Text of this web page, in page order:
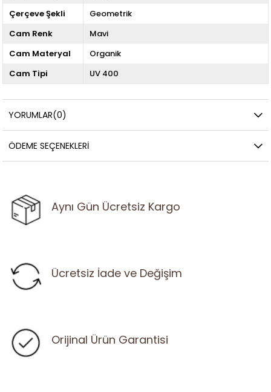
Çerçeve Şekli
Geometrik
Cam Renk
Mavi
Cam Materyal
Organik
Cam Tipi
UV 400
YORUMLAR(0)
ÖDEME SEÇENEKLERI
Aynı Gün Ücretsiz Kargo
Ücretsiz İade ve Değişim
Orijinal Ürün Garantisi